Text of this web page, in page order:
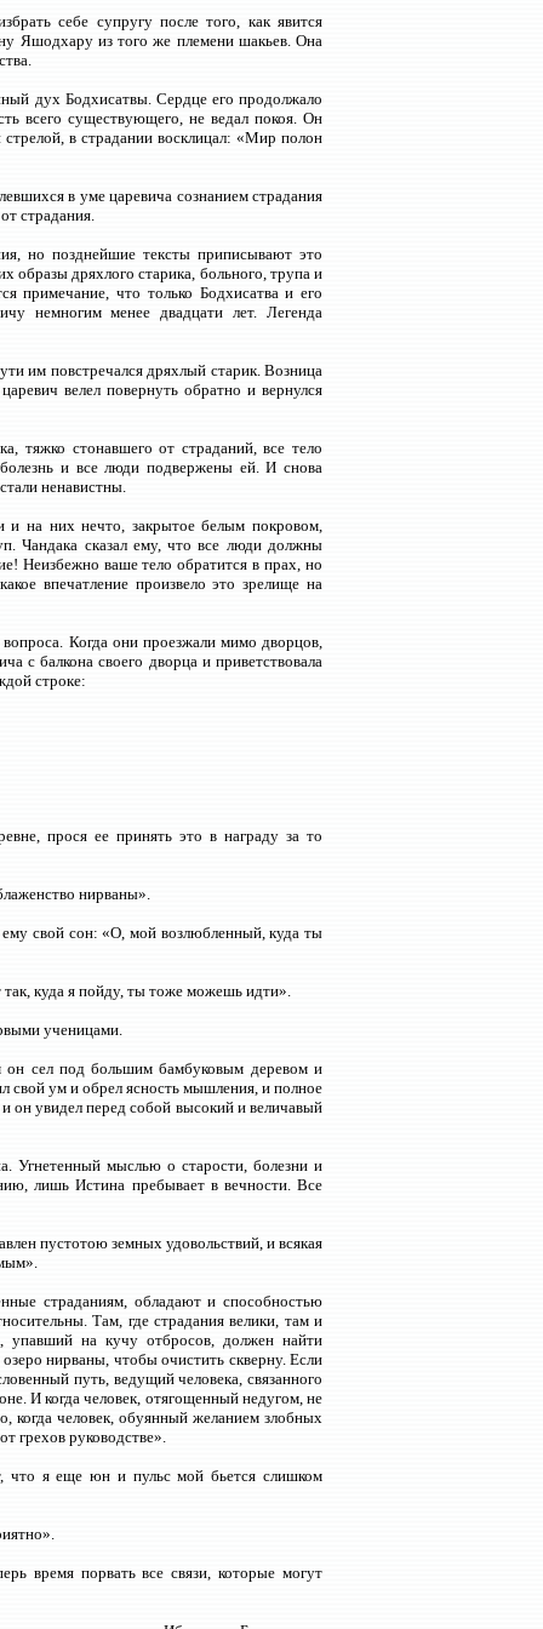
себе супругу после того, как явится
Яшодхару из того же племени шакьев. Она
дух Бодхисатвы. Сердце его продолжало
всего существующего, не ведал покоя. Он
в страдании восклицал: «Мир полон
в уме царевича сознанием страдания
страдания.
но позднейшие тексты приписывают это
образы дряхлого старика, больного, трупа и
примечание, что только Бодхисатва и его
немногим менее двадцати лет. Легенда
им повстречался дряхлый старик. Возница
велел повернуть обратно и вернулся
тяжко стонавшего от страданий, все тело
и все люди подвержены ей. И снова
ненавистны.
и на них нечто, закрытое белым покровом,
Чандака сказал ему, что все люди должны
Неизбежно ваше тело обратится в прах, но
впечатление произвело это зрелище на
Когда они проезжали мимо дворцов,
с балкона своего дворца и приветствовала
строке:
прося ее принять это в награду за то
нирваны».
свой сон: «О, мой возлюбленный, куда ты
так, куда я пойду, ты тоже можешь идти».
ученицами.
он сел под большим бамбуковым деревом и
свой ум и обрел ясность мышления, и полное
он увидел перед собой высокий и величавый
мыслью о старости, болезни и
лишь Истина пребывает в вечности. Все
пустотою земных удовольствий, и всякая
страданиям, обладают и способностью
Там, где страдания велики, там и
упавший на кучу отбросов, должен найти
нирваны, чтобы очистить скверну. Если
путь, ведущий человека, связанного
И когда человек, отягощенный недугом, не
когда человек, обуянный желанием злобных
грехов руководстве».
что я еще юн и пульс мой бьется слишком
время порвать все связи, которые могут